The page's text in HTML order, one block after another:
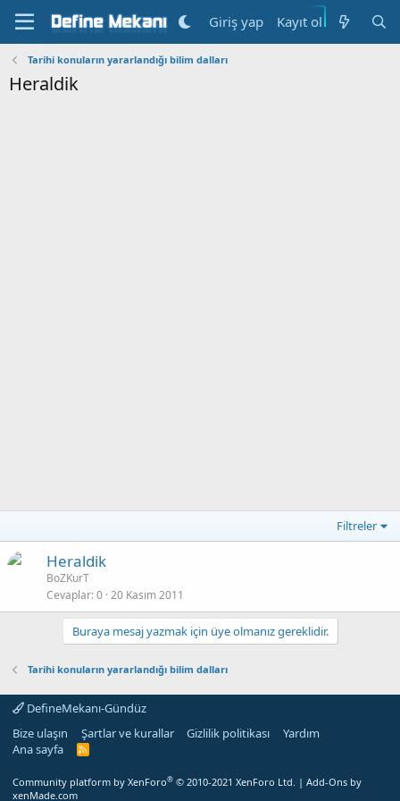
Giriş yap Kayıt ol
Tarihi konuların yararlandığı bilim dalları
Heraldik
Filtreler
Heraldik
BoZKurT
Cevaplar 0 20 Kasım 2011
Buraya mesaj yazmak için üye olmanız gereklidir.
Tarihi konuların yararlandığı bilim dalları
DefineMekanı-Gündüz
Bize ulaşın
Şartlar ve kurallar Gizlilik politikası
Yardım
Ana sayfa
R
Community platform by XenForo® © 2010-2021 XenForo Ltd. | Add-Ons by
xenMade.com